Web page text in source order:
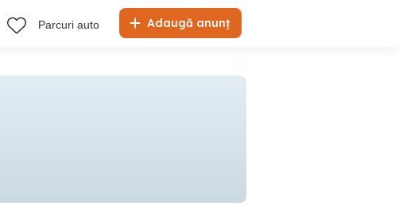
Adaugă anunț
Parcuri auto